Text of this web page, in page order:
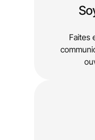
Faites